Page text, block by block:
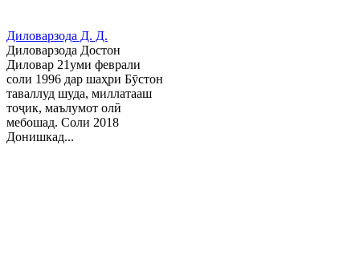
Диловарзода Д. Д.
Диловарзода Достон
Диловар 21уми феврали
соли 1996 дар шаҳри Бӯстон
таваллуд шуда, миллатааш
тоҷик, маълумот олӣ
мебошад. Соли 2018
Донишкад...